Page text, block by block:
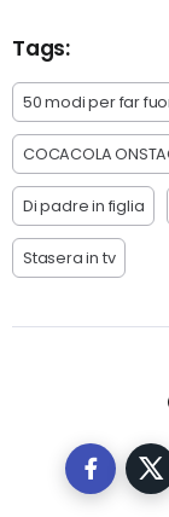
Tags:
50 modi per far
COCACOLA
Di padre in figlia
Stasera in tv